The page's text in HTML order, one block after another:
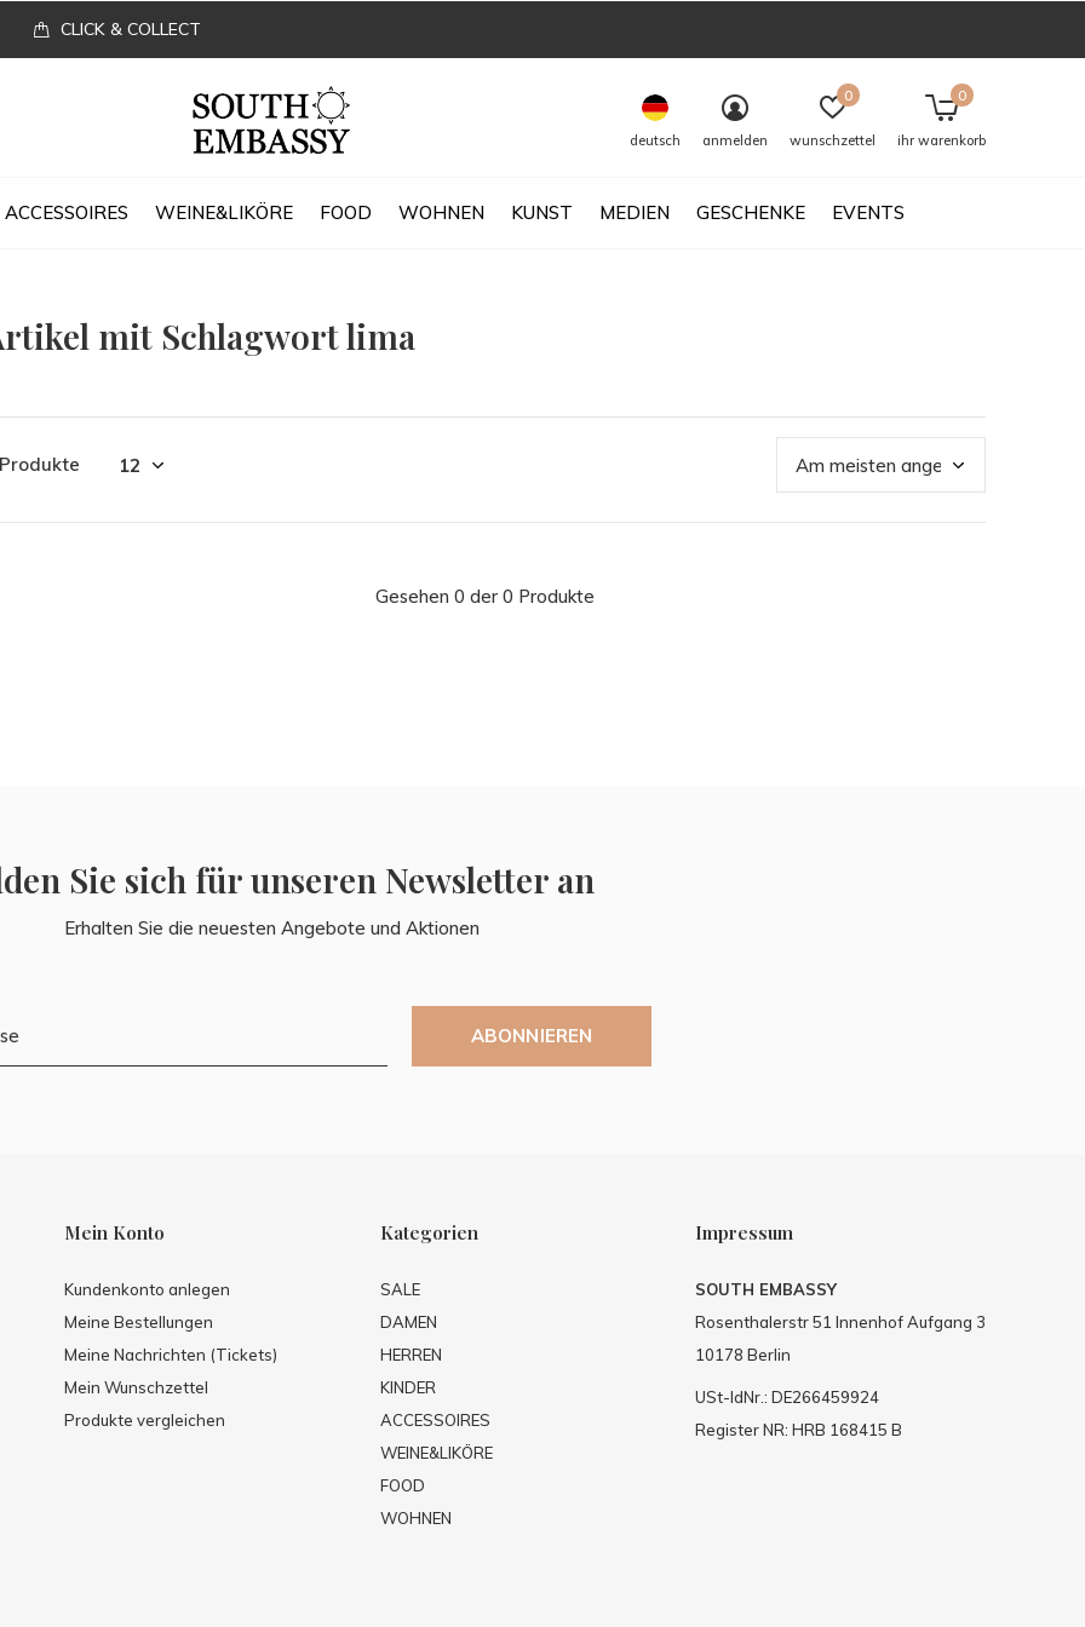
ACCESSOIRES WEINE&LIKÖRE FOOD WOHNEN KUNST MEDIEN GESCHENKE EVENTS
deutsch anmelden wunschzettel
0
ihr warenkorb
0
CLICK & COLLECT
mit Schlagwort lima
Gesehen 0 der 0 Produkte
Sie sich für unseren Newsletter an
Erhalten Sie die neuesten Angebote und Aktionen
ABONNIEREN
Mein Konto
Kundenkonto anlegen
Meine Bestellungen
Meine Nachrichten (Tickets)
Mein Wunschzettel
Produkte vergleichen
Kategorien
SALE
DAMEN
HERREN
KINDER
ACCESSOIRES
WEINE&LIKÖRE
FOOD
WOHNEN
Impressum
SOUTH EMBASSY
Rosenthalerstr 51 Innenhof Aufgang 3
10178 Berlin
USt-IdNr.: DE266459924
Register NR: HRB 168415 B